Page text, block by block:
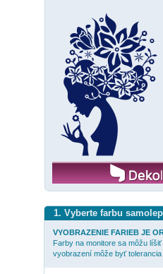
1. Vyberte farbu
VYOBRAZENIE FARIEB JE
Farby na monitore sa môžu
vyobrazení môže byť tolerancia